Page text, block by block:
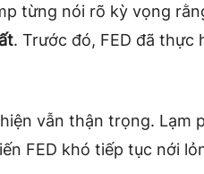
từng nói rõ kỳ vọng
. Trước đó, FED đã thực
vẫn thận trọng. Lạm
FED khó tiếp tục nới